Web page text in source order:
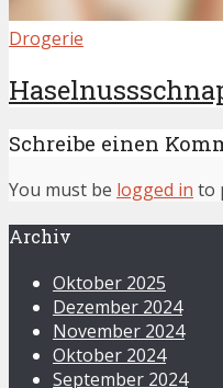
Drogerie
Schreibe einen
You must be logged in to
Archiv
Oktober 2025
Dezember 2024
November 2024
Oktober 2024
September 2024